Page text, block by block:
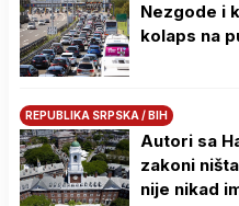
Nezgode i
kolaps na
REPUBLIKA SRPSKA / BIH
Autori sa
zakoni
nije nikad